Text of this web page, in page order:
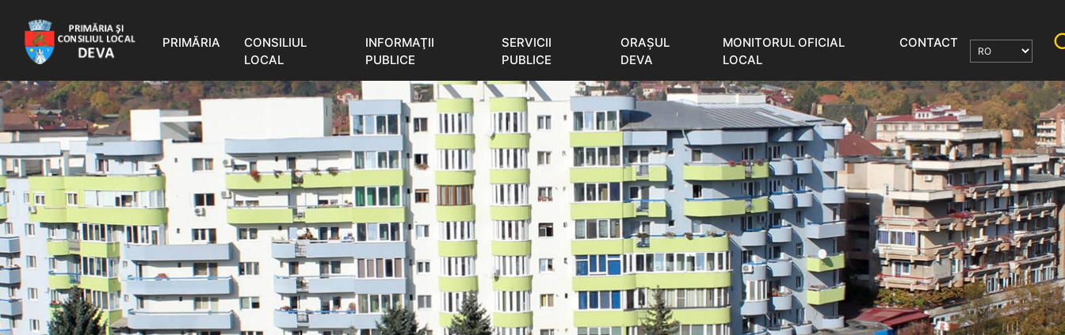
PRIMĂRIA
CONSILIUL
LOCAL
INFORMAŢII
PUBLICE
SERVICII
PUBLICE
ORAŞUL
DEVA
MONITORUL OFICIAL
LOCAL
CONTACT